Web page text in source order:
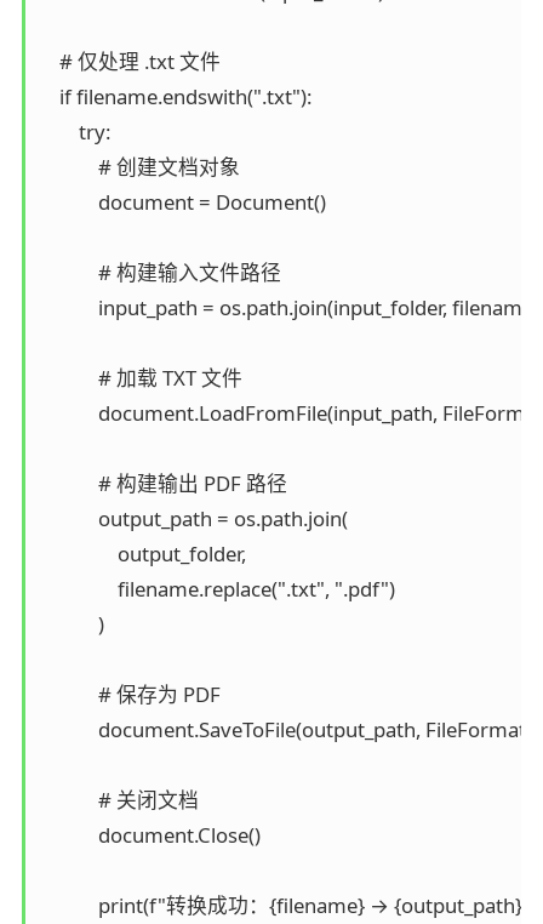
    # 仅处理 .txt 文件
    if filename.endswith(".txt"):
        try:
            # 创建文档对象
            document = Document()
            # 构建输入文件路径
            input_path = os.path.join(input_folder, filename)
            # 加载 TXT 文件
document.LoadFromFile(input_path,
            # 构建输出 PDF 路径
            output_path = os.path.join(
                output_folder,
                filename.replace(".txt", ".pdf")
            )
            # 保存为 PDF
document.SaveToFile(output_path,
            # 关闭文档
            document.Close()
            print(f"转换成功：{filename} → {output_path}")